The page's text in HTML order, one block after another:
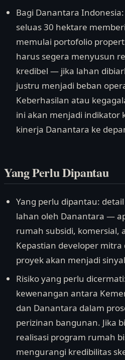
Bagi Danantara
seluas 30 hektare
memulai portofolio
harus segera menyusun
kredibel — jika lahan
justru menjadi beban
Keberhasilan atau
ini akan menjadi indikator
kinerja Danantara ke
Yang Perlu Dipantau
Yang perlu dipantau:
lahan oleh Danantara —
rumah subsidi, komersial,
Kepastian developer
proyek akan menjadi
Risiko yang perlu
kewenangan antara
dan Danantara dalam
perizinan bangunan. Jika
realisasi program rumah
mengurangi kredibilitas